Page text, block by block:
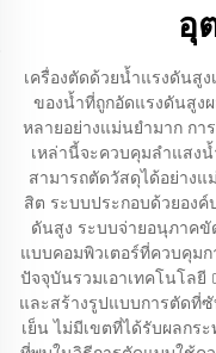
อุ
เครื่องตัดด้วยน้ำแรงดันสู
ของน้ำที่ถูกอัดแรงดันสูง
หลายอย่างแม่นยำมาก การ
เหล่านี้จะควบคุมลำแสง
สามารถตัดวัสดุได้อย่าง
สิต ระบบประกอบด้วยองค์
ดันสูง ระบบจ่ายอนุภาค
แบบคอมพิวเตอร์ที่ควบคุม
ปัจจุบันรวมเอาเทคโนโลยี
และสร้างรูปแบบการตัดที่
เย็น ไม่มีเขตที่ได้รับผลกร